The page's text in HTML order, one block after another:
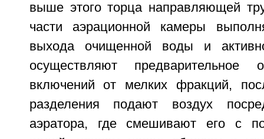
выше этого торца направляющей
части аэрационной камеры
выхода очищенной воды и
осуществляют предварительное
включений от мелких фракций,
разделения подают воздух
аэратора, где смешивают его с